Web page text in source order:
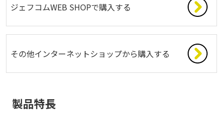
ジェフコムWEB SHOPで購入する
その他インターネットショップから購入する
製品特長